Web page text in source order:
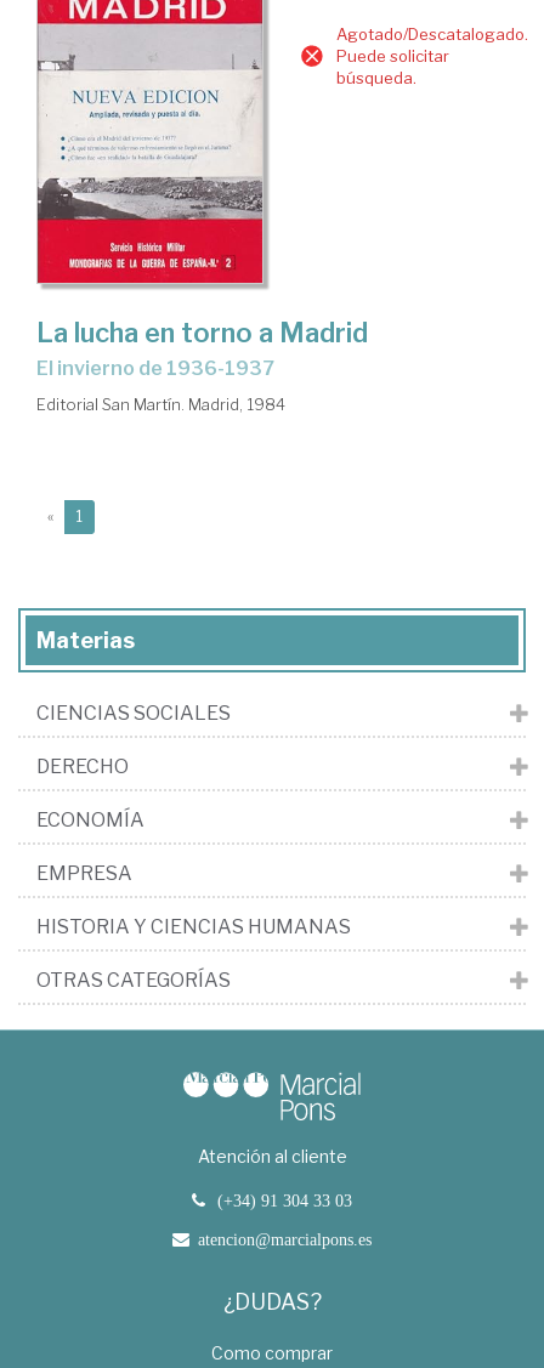
Agotado/Descatalogado.
Puede solicitar
búsqueda.
La lucha en torno a Madrid
el invierno de 1936-1937
Editorial San Martín. Madrid, 1984
« 1
Materias
CIENCIAS SOCIALES
DERECHO
ECONOMÍA
EMPRESA
HISTORIA Y CIENCIAS HUMANAS
OTRAS CATEGORÍAS
Atención al cliente
(+34) 91 304 33 03
atencion@marcialpons.es
¿DUDAS?
Como comprar